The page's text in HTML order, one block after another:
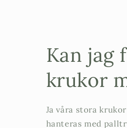
Kan jag
krukor
Ja våra stora
hanteras med